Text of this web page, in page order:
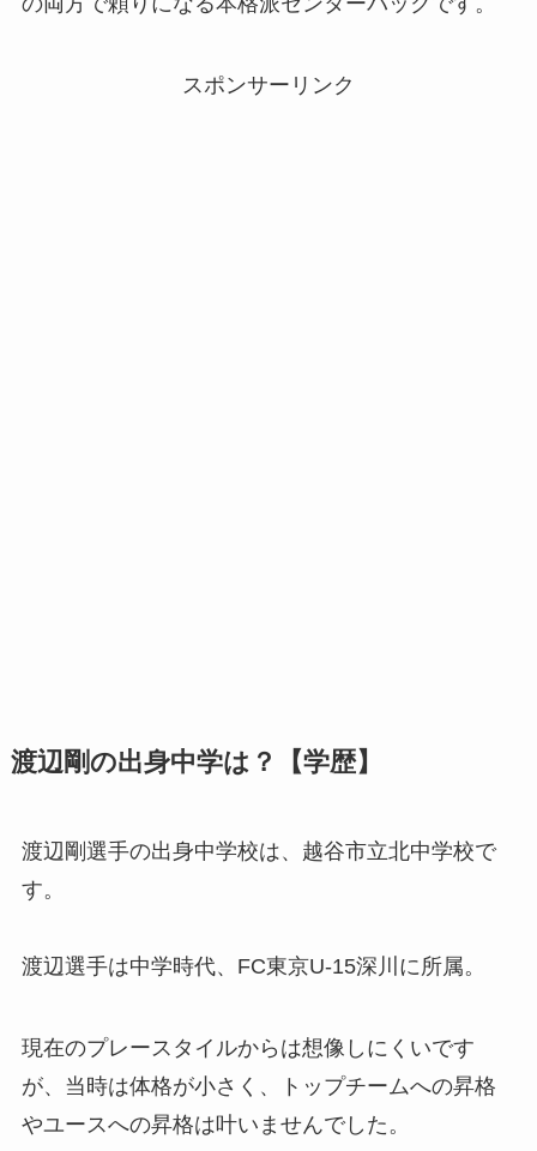
スポンサーリンク
渡辺剛の出身中学は？【学歴】
渡辺剛選手の出身中学校は、越谷市立北中学校で
す。
渡辺選手は中学時代、FC東京U-15深川に所属。
現在のプレースタイルからは想像しにくいです
が、当時は体格が小さく、トップチームへの昇格
やユースへの昇格は叶いませんでした。